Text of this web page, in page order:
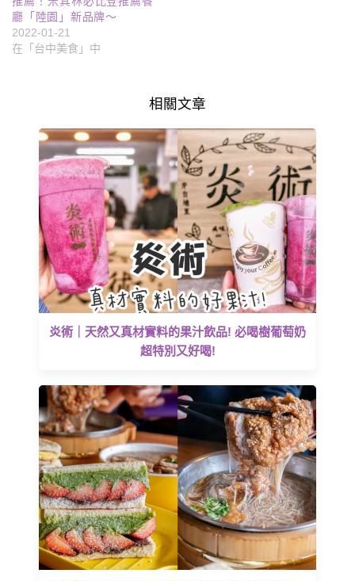
廳「陸園」新品牌～
2022-01-21
在「台中美食」中
相關文章
炎術｜天然又真材實料的果汁飲品! 必喝樹葡萄奶
超特別又好喝!